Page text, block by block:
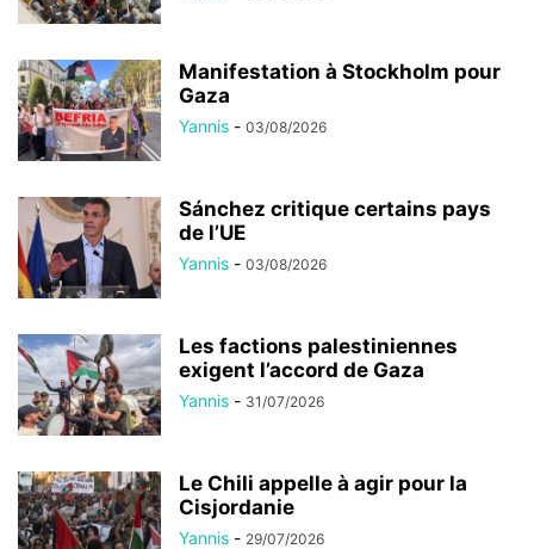
Manifestation à Stockholm pour
Gaza
Yannis - 03/08/2026
Sánchez critique certains pays
de l’UE
Yannis - 03/08/2026
Les factions palestiniennes
exigent l’accord de Gaza
Yannis - 31/07/2026
Le Chili appelle à agir pour la
Cisjordanie
Yannis - 29/07/2026